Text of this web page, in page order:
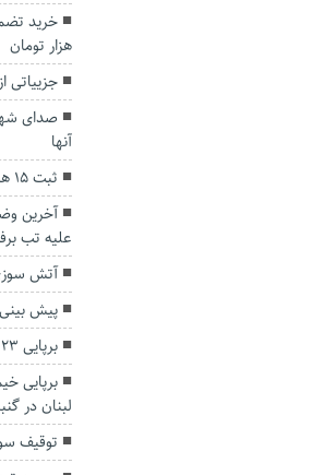
هزار تومان
صدای
آنها
ثبت ۱۵ هزار و ۹۹۰ واقعه ولادت در گلستان
آخرین
علیه تب
آتش
پیش بینی برداشت
برپایی ۲۳ مرکز خرید تضمینی کلزا در گلستان
برپایی
لبنان در
توقیف سواری پراید